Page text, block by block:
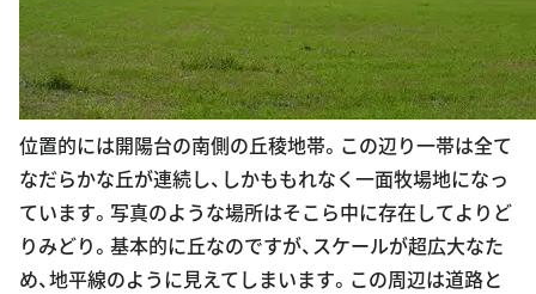
位置的には開陽台の南側の丘稜地帯。この辺り一帯は全て
なだらかな丘が連続し、しかももれなく一面牧場地になっ
ています。写真のような場所はそこら中に存在してよりど
りみどり。基本的に丘なのですが、スケールが超広大なた
め、地平線のように見えてしまいます。この周辺は道路と